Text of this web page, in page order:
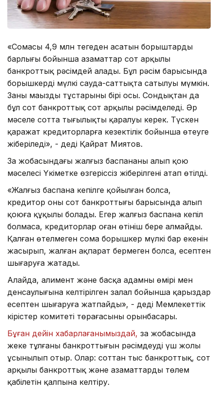
«Сомасы 4,9 млн теңгеден асатын борыштардың
барлығы бойынша азаматтар сот арқылы
банкроттық рәсімдей алады. Бұл рәсім барысында
борышкердің мүлкі сауда-саттықта сатылуы мүмкін.
Заңның маңызды тұстарының бірі осы. Сондықтан да
бұл сот банкроттық сот арқылы рәсімделеді. Әр
мәселе сотта тыңғылықты қаралуы керек. Түскен
қаражат кредиторларға кезектілік бойынша өтеуге
жіберіледі», - деді Қайрат Миятов.
Заң жобасындағы жалғыз баспананы алып қою
мәселесі Үкіметке өзгеріссіз жіберілгені атап өтілді.
«Жалғыз баспана кепілге қойылған болса,
кредитор оны сот банкроттығы барысында алып
қоюға құқылы болады. Егер жалғыз баспана кепіл
болмаса, кредиторлар оған өтініш бере алмайды.
Қалған өтелмеген сома борышкер мүлкі бар екенін
жасырып, жалған ақпарат бермеген болса, есептен
шығаруға жатады.
Алайда, алимент және басқа адамның өмірі мен
денсаулығына келтірілген залал бойынша қарыздар
есептен шығаруға жатпайды», - деді Мемлекеттік
кірістер комитеті төрағасының орынбасары.
Бұған дейін хабарлағанымыздай, заң жобасында
жеке тұлғаның банкроттығын рәсімдеудің үш жолы
ұсынылып отыр. Олар: соттан тыс банкроттық, сот
арқылы банкроттық және азаматтардың төлем
қабілетін қалпына келтіру.